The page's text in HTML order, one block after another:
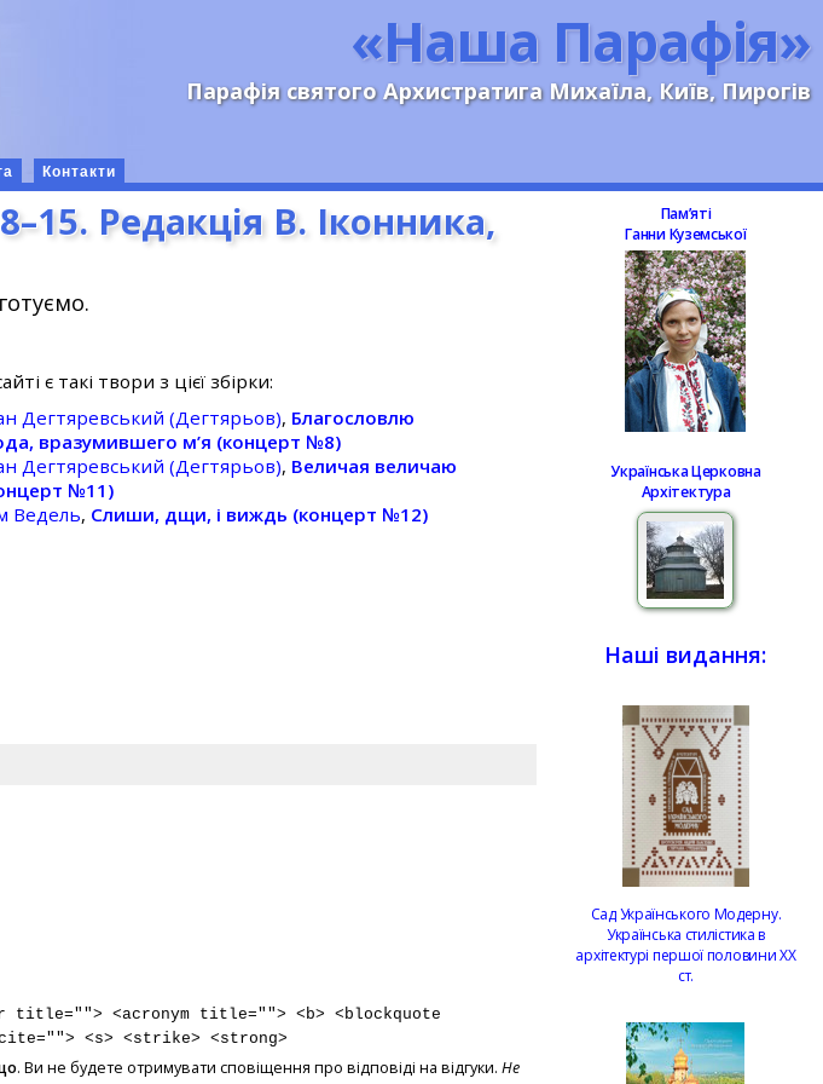
«Наша Парафія»
Парафія святого Архистратига Михаїла, Київ, Пирогів
Контакти
Редакція В. Іконника,
є такі твори з цієї збірки:
Дегтяревський (Дегтярьов), Благословлю
вразумившего м’я (концерт №8)
Дегтяревський (Дегтярьов), Величая величаю
№11)
Ведель, Слиши, дщи, і виждь (концерт №12)
<acronym title=""> <b> <blockquote
<s> <strike> <strong>
. Ви не будете отримувати сповіщення про відповіді на відгуки.Не
Памʼяті
Ганни Куземської
Українська Церковна
Архітектура
Наші видання:
Сад Українського Модерну.
Українська стилістика в
архітектурі першої половини ХХ
ст.